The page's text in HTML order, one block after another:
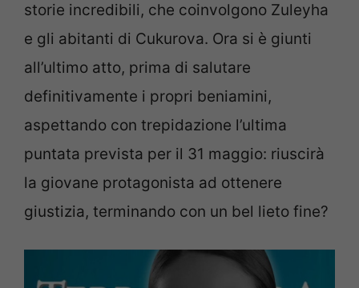
storie incredibili, che coinvolgono Zuleyha
e gli abitanti di Cukurova. Ora si è giunti
all’ultimo atto, prima di salutare
definitivamente i propri beniamini,
aspettando con trepidazione l’ultima
puntata prevista per il 31 maggio: riuscirà
la giovane protagonista ad ottenere
giustizia, terminando con un bel lieto fine?